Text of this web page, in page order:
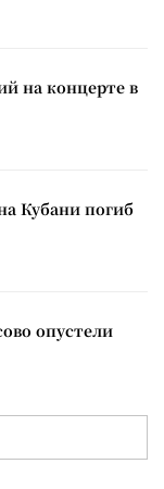
на концерте в
Кубани погиб
опустели